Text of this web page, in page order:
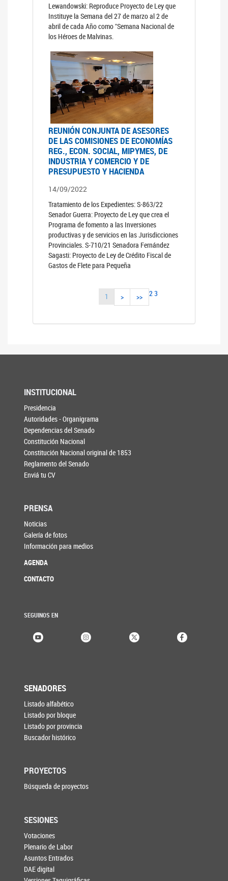
Lewandowski: Reproduce Proyecto de Ley que
Instituye la Semana del 27 de marzo al 2 de
abril de cada Año como "Semana Nacional de
los Héroes de Malvinas.
REUNIÓN CONJUNTA DE ASESORES
DE LAS COMISIONES DE ECONOMÍAS
REG., ECON. SOCIAL, MIPYMES, DE
INDUSTRIA Y COMERCIO Y DE
PRESUPUESTO Y HACIENDA
14/09/2022
Tratamiento de los Expedientes: S-863/22
Senador Guerra: Proyecto de Ley que crea el
Programa de fomento a las Inversiones
productivas y de servicios en las Jurisdicciones
Provinciales. S-710/21 Senadora Fernández
Sagasti: Proyecto de Ley de Crédito Fiscal de
Gastos de Flete para Pequeña
1 23
> >>
INSTITUCIONAL
Presidencia
Autoridades - Organigrama
Dependencias del Senado
Constitución Nacional
Constitución Nacional original de 1853
Reglamento del Senado
Enviá tu CV
PRENSA
Noticias
Galería de fotos
Información para medios
AGENDA
CONTACTO
SEGUINOS EN
SENADORES
Listado alfabético
Listado por bloque
Listado por provincia
Buscador histórico
PROYECTOS
Búsqueda de proyectos
SESIONES
Votaciones
Plenario de Labor
Asuntos Entrados
DAE digital